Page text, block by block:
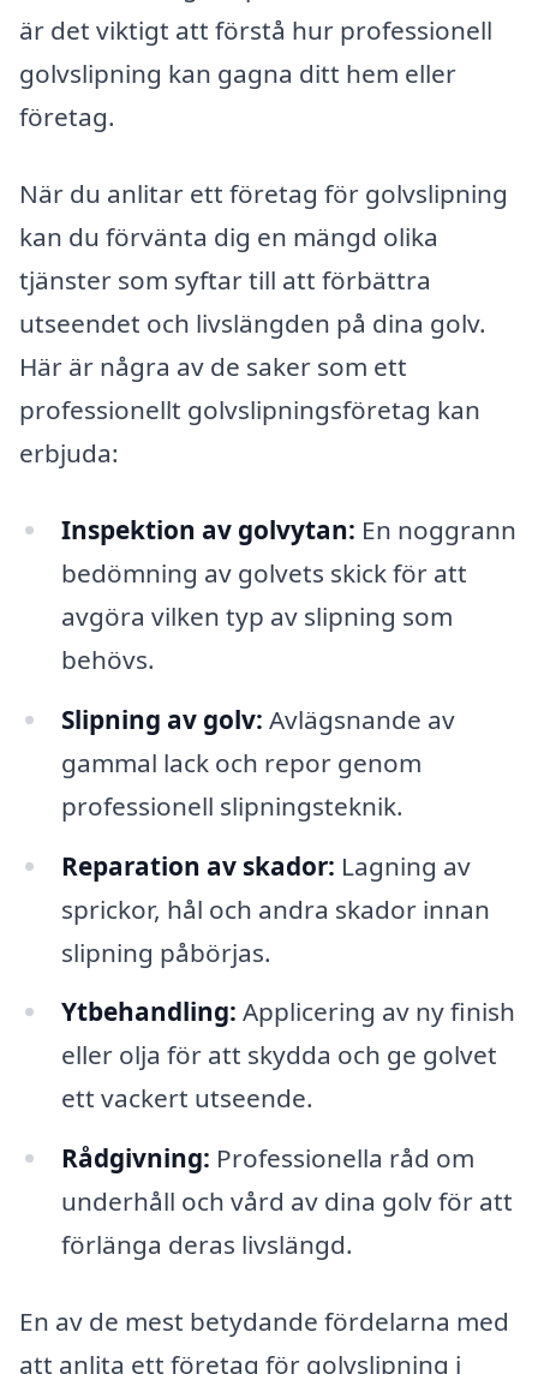
är det viktigt att förstå hur professionell
golvslipning kan gagna ditt hem eller
företag.
När du anlitar ett företag för golvslipning
kan du förvänta dig en mängd olika
tjänster som syftar till att förbättra
utseendet och livslängden på dina golv.
Här är några av de saker som ett
professionellt golvslipningsföretag kan
erbjuda:
Inspektion av golvytan: En noggrann
bedömning av golvets skick för att
avgöra vilken typ av slipning som
behövs.
Slipning av golv: Avlägsnande av
gammal lack och repor genom
professionell slipningsteknik.
Reparation av skador: Lagning av
sprickor, hål och andra skador innan
slipning påbörjas.
Ytbehandling: Applicering av ny finish
eller olja för att skydda och ge golvet
ett vackert utseende.
Rådgivning: Professionella råd om
underhåll och vård av dina golv för att
förlänga deras livslängd.
En av de mest betydande fördelarna med
att anlita ett företag för golvslipning i